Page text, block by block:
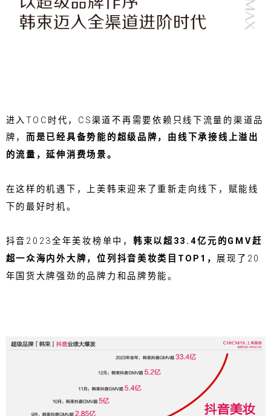
进入TOC时代，CS渠道不再需要依赖只线下流量的渠道品
牌， 而是已经具备势能的超级品牌，由线下承接线上溢出
的流量，延伸消费场景。
在这样的机遇下，上美韩束迎来了重新走向线下，赋能线
下的最好时机。
抖音2023全年美妆榜单中， 韩束以超33.4亿元的GMV赶
超一众海内外大牌，位列抖音美妆类目TOP1， 展现了20
年国货大牌强劲的品牌力和品牌势能。